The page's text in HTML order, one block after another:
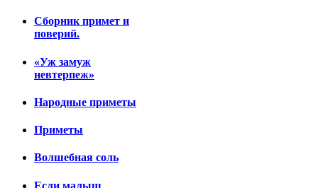
Сборник примет и
поверий.
«Уж замуж
невтерпеж»
Народные приметы
Приметы
Волшебная соль
Если малыш